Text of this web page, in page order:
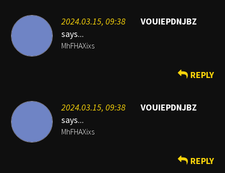
2024.03.15, 09:38
VOUIEPDNJBZ
says...
MhFHAXixs
REPLY
2024.03.15, 09:38
VOUIEPDNJBZ
says...
MhFHAXixs
REPLY